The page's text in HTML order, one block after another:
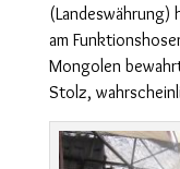
(Landeswährung)
am
Mongolen
Stolz,